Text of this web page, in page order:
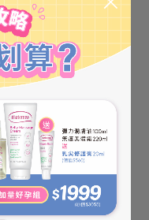
也請不要點選。
」以取信消費者，再要求進行
，請您直接致電給銀行，如果
您直接拒絕，降低詐騙的風
文、數字混合使用）、不要